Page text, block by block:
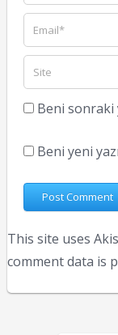
Beni
Beni yeni
This site uses
comment data is